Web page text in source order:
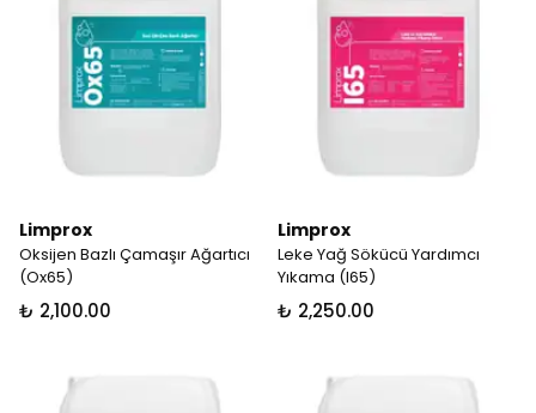
Limprox
Oksijen Bazlı Çamaşır Ağartıcı
(Ox65)
₺ 2,100.00
Limprox
Leke Yağ Sökücü Yardımcı
Yıkama (I65)
₺ 2,250.00